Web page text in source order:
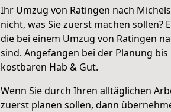
Ihr Umzug von Ratingen nach
nicht, was Sie zuerst machen sollen?
die bei einem Umzug von Ratingen
sind. Angefangen bei der Planung
kostbaren Hab & Gut.
Wenn Sie durch Ihren alltäglichen
zuerst planen sollen, dann